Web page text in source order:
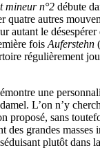
mineur n°2 débute
quatre autres
le
fois Auferstehn (
régulièrement
une
L’on n’y
proposé, sans
grandes
plutôt dans